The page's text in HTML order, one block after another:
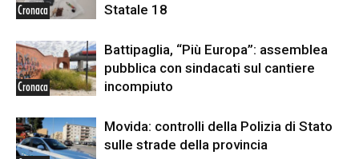
Cronaca
Statale 18
Cronaca
Battipaglia, “Più Europa”: assemblea
pubblica con sindacati sul cantiere
incompiuto
Movida: controlli della Polizia di Stato
sulle strade della provincia